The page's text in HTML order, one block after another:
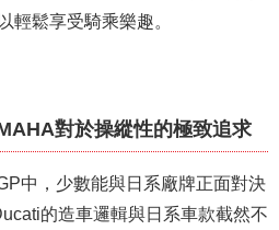
輕鬆享受騎乘樂趣。
對於操縱性的極致追求
中，少數能與日系廠牌正面對決
的造車邏輯與日系車款截然不